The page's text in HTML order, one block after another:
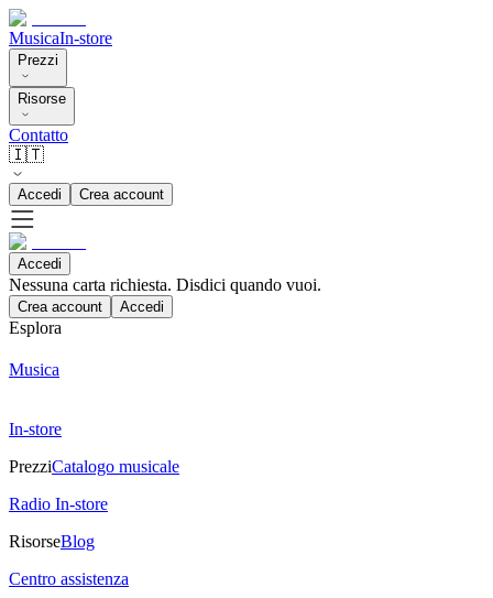
MusicaIn-store
Prezzi
Risorse
Contatto
🇮🇹
Accedi Crea account
Accedi
Nessuna carta richiesta. Disdici quando vuoi.
Crea account Accedi
Esplora
Musica
In-store
PrezziCatalogo musicale
Radio In-store
RisorseBlog
Centro assistenza